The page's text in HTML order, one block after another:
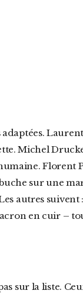
Michel
Florent
sur une
autres
en cuir –